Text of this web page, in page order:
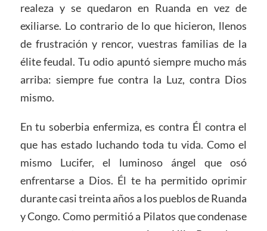
realeza y se quedaron en Ruanda en vez de
exiliarse. Lo contrario de lo que hicieron, llenos
de frustración y rencor, vuestras familias de la
élite feudal. Tu odio apuntó siempre mucho más
arriba: siempre fue contra la Luz, contra Dios
mismo.
En tu soberbia enfermiza, es contra Él contra el
que has estado luchando toda tu vida. Como el
mismo Lucifer, el luminoso ángel que osó
enfrentarse a Dios. Él te ha permitido oprimir
durante casi treinta años a los pueblos de Ruanda
y Congo. Como permitió a Pilatos que condenase